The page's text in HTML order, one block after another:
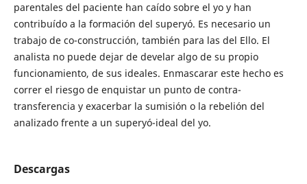
parentales del paciente han caído sobre el yo y han
contribuído a la formación del superyó. Es necesario un
trabajo de co-construcción, también para las del Ello. El
analista no puede dejar de develar algo de su propio
funcionamiento, de sus ideales. Enmascarar este hecho es
correr el riesgo de enquistar un punto de contra-
transferencia y exacerbar la sumisión o la rebelión del
analizado frente a un superyó-ideal del yo.
Descargas